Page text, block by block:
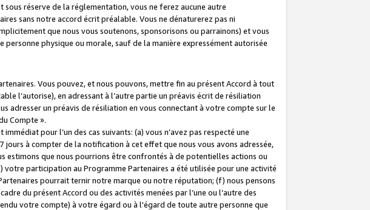
réserve de la réglementation, vous ne ferez aucune autre
sans notre accord écrit préalable. Vous ne dénaturerez pas ni
que nous vous soutenons, sponsorisons ou parrainons) et vous
physique ou morale, sauf de la manière expressément autorisée
Vous pouvez, et nous pouvons, mettre fin au présent Accord à tout
l’autorise), en adressant à l’autre partie un préavis écrit de résiliation
adresser un préavis de résiliation en vous connectant à votre compte sur le
Compte ».
pour l’un des cas suivants: (a) vous n’avez pas respecté une
jours à compter de la notification à cet effet que nous vous avons adressée,
que nous pourrions être confrontés à de potentielles actions ou
participation au Programme Partenaires a été utilisée pour une activité
pourrait ternir notre marque ou notre réputation; (f) nous pensons
du présent Accord ou des activités menées par l’une ou l’autre des
votre compte) à votre égard ou à l'égard de toute autre personne que